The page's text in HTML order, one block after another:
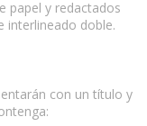
papel y redactados
interlineado doble.
con un título y